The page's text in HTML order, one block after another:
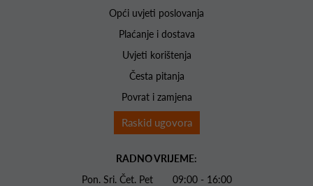
Opći uvjeti poslovanja
Plaćanje i dostava
Uvjeti korištenja
Česta pitanja
Povrat i zamjena
Raskid ugovora
RADNO VRIJEME:
Pon. Sri. Čet. Pet 09:00 - 16:00